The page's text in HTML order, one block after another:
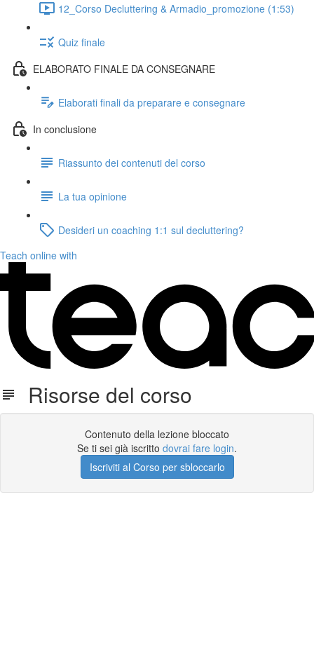
12_Corso Decluttering & Armadio_promozione (1:53)
Quiz finale
ELABORATO FINALE DA CONSEGNARE
Elaborati finali da preparare e consegnare
In conclusione
Riassunto dei contenuti del corso
La tua opinione
Desideri un coaching 1:1 sul decluttering?
Teach online with
Risorse del corso
Contenuto della lezione bloccato
Se ti sei già iscritto dovrai fare login.
Iscriviti al Corso per sbloccarlo